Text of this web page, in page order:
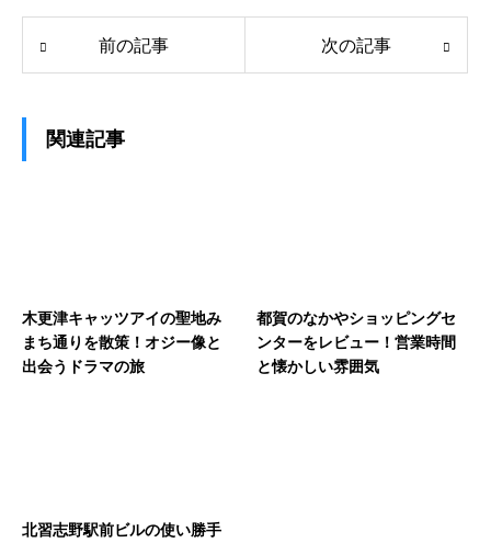
前の記事 次の記事
関連記事
木更津キャッツアイの聖地み
まち通りを散策！オジー像と
出会うドラマの旅
都賀のなかやショッピングセ
ンターをレビュー！営業時間
と懐かしい雰囲気
北習志野駅前ビルの使い勝手